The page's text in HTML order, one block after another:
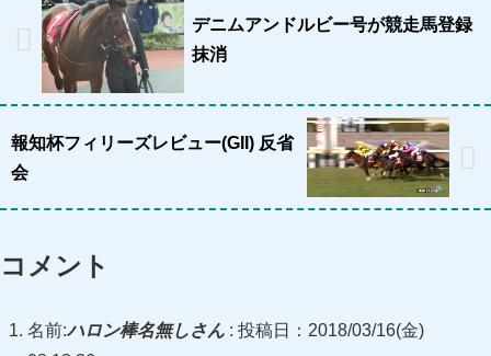
デニムアンドルビー号が競走馬登録
抹消
報知杯フィリーズレビュー(GII) 反省
会
コメント
名前:ハロン棒名無しさん : 投稿日：2018/03/16(金)